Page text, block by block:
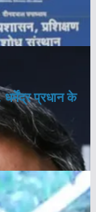
धर्मेंद्र प्रधान के